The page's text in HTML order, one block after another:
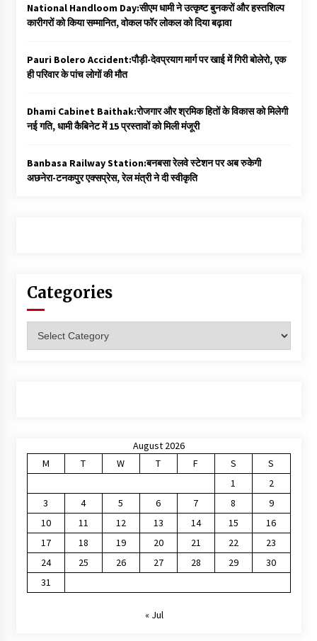
National Handloom Day:सीएम धामी ने उत्कृष्ट बुनकरों और हस्तशिल्प
कारीगरों को किया सम्मानित, वोकल फॉर लोकल को दिया बढ़ावा
Pauri Bolero Accident:पौड़ी-देवप्रयाग मार्ग पर खाई में गिरी बोलेरो, एक
ही परिवार के पांच लोगों की मौत
Dhami Cabinet Baithak:रोजगार और श्रमिक हितों के विकास को मिलेगी
नई गति, धामी कैबिनेट में 15 प्रस्तावों को मिली मंजूरी
Banbasa Railway Station:बनबसा रेलवे स्टेशन पर अब रुकेगी
अछनेरा-टनकपुर एक्सप्रेस, रेल मंत्री ने दी स्वीकृति
Categories
August 2026
M
T W T F S
S
1
2
3
4 5 6 7 8
9
10
11 12 13 14 15
16
17
18 19 20 21 22
23
24
25 26 27 28 29
30
31
« Jul